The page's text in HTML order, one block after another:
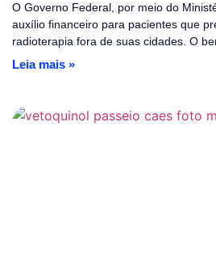
O Governo Federal, por meio do
auxílio financeiro para pacientes que
radioterapia fora de suas cidades. O
Leia mais »